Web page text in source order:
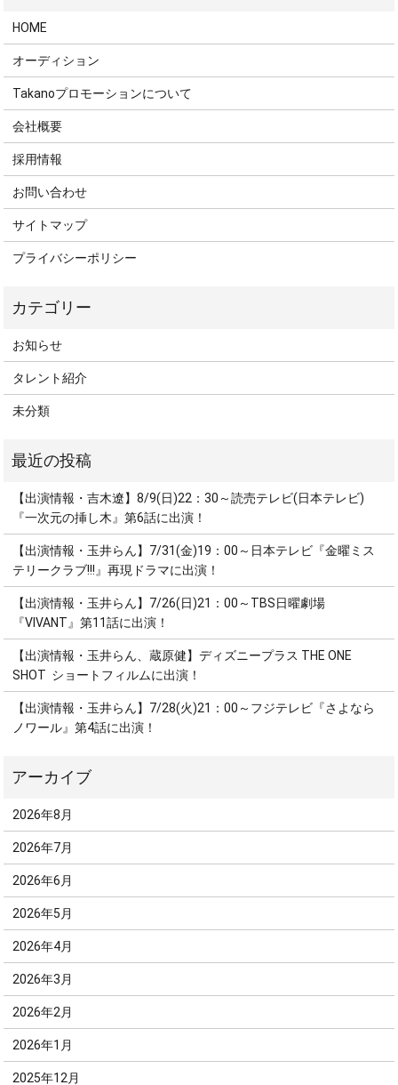
HOME
オーディション
Takanoプロモーションについて
会社概要
採用情報
お問い合わせ
サイトマップ
プライバシーポリシー
お知らせ
タレント紹介
未分類
【出演情報・吉木遼】8/9(日)22：30～読売テレビ(日本テレビ)
『一次元の挿し木』第6話に出演！
【出演情報・玉井らん】7/31(金)19：00～日本テレビ『金曜ミス
テリークラブ!!!』再現ドラマに出演！
【出演情報・玉井らん】7/26(日)21：00～TBS日曜劇場
『VIVANT』第11話に出演！
【出演情報・玉井らん、蔵原健】ディズニープラス THE ONE
SHOT ショートフィルムに出演！
【出演情報・玉井らん】7/28(火)21：00～フジテレビ『さよなら
ノワール』第4話に出演！
2026年8月
2026年7月
2026年6月
2026年5月
2026年4月
2026年3月
2026年2月
2026年1月
2025年12月